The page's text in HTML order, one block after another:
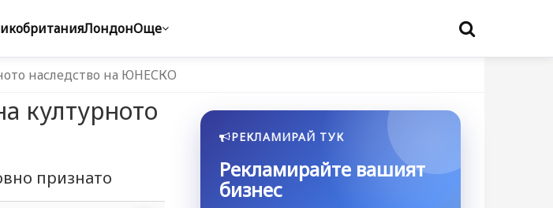
ЛондонОще
наследство на ЮНЕСКО
културното
признато
РЕКЛАМИРАЙ ТУК
Рекламирайте вашият
бизнес